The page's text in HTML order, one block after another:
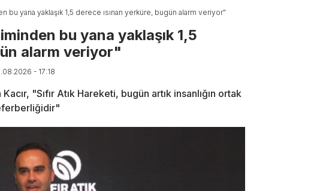
bu yana yaklaşık 1,5 derece ısınan yerküre, bugün alarm veriyor"
bu yana yaklaşık 1,5
alarm veriyor"
- 17:18
"Sıfır Atık Hareketi, bugün artık insanlığın ortak